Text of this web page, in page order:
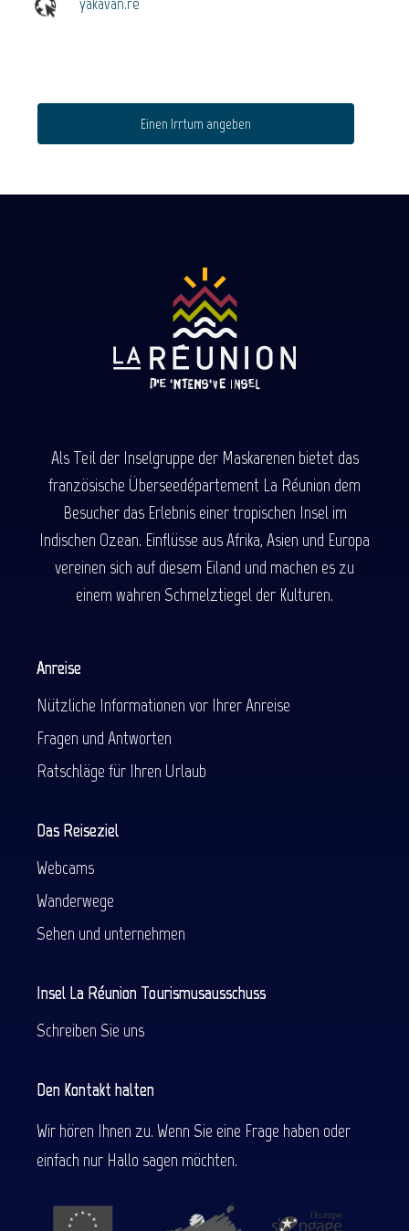
Einen Irrtum angeben
Als Teil der Inselgruppe der Maskarenen bietet das
französische Überseedépartement La Réunion dem
Besucher das Erlebnis einer tropischen Insel im
Indischen Ozean. Einflüsse aus Afrika, Asien und Europa
vereinen sich auf diesem Eiland und machen es zu
einem wahren Schmelztiegel der Kulturen.
Anreise
Nützliche Informationen vor Ihrer Anreise
Fragen und Antworten
Ratschläge für Ihren Urlaub
Das Reiseziel
Webcams
Wanderwege
Sehen und unternehmen
Insel La Réunion Tourismusausschuss
Schreiben Sie uns
Den Kontakt halten
Wir hören Ihnen zu. Wenn Sie eine Frage haben oder
einfach nur Hallo sagen möchten.